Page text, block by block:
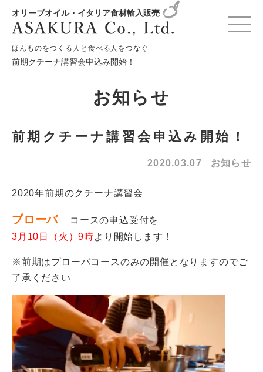
オリーブオイル・イタリア食材輸入販売
ほんものをつくる人と食べる人をつなぐ
HOME お知らせ
お知らせ
前期クチーナ講習会申込み開始！
お知らせ
前期クチーナ講習会申込み開始！
2020.03.07 お知らせ
2020年前期のクチーナ講習会
プローバ
コースの申込受付を
3月10日（火）9時より開始します！
※前期はプローバコースのみの開催となりますのでご
了承ください